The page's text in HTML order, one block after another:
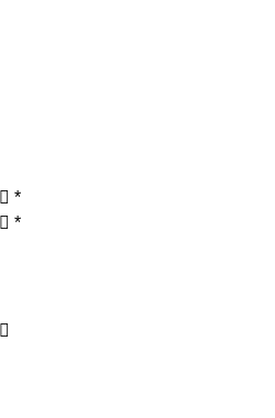
*
*